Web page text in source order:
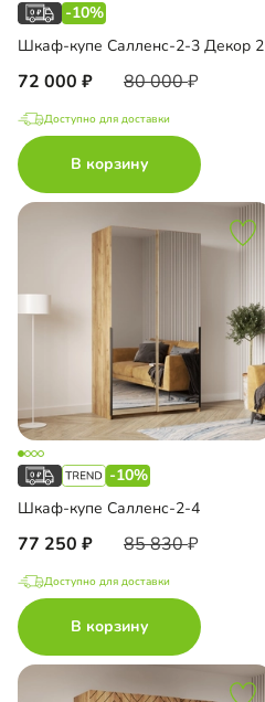
-10%
Шкаф-купе Салленс-2-3 Декор 2
72 000 80 000
Доступно для доставки
В корзину
-10%
Шкаф-купе Салленс-2-4
77 250 85 830
Доступно для доставки
В корзину